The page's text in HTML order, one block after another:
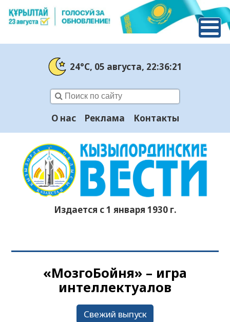
24°C, 05 августа, 22:36:22
О нас Реклама Контакты
Издается с 1 января 1930 г.
«МозгоБойня» – игра
интеллектуалов
Свежий выпуск